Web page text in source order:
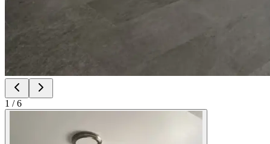
1 /6